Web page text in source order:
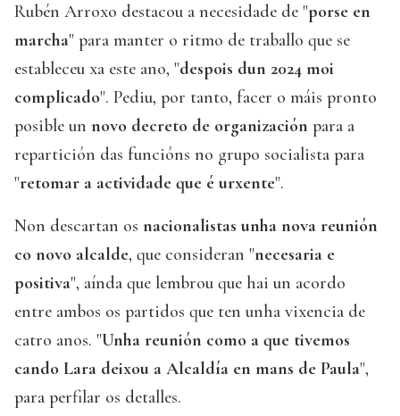
Rubén Arroxo destacou a necesidade de "porse en
marcha" para manter o ritmo de traballo que se
estableceu xa este ano, "despois dun 2024 moi
complicado". Pediu, por tanto, facer o máis pronto
posible un novo decreto de organización para a
repartición das funcións no grupo socialista para
"retomar a actividade que é urxente".
Non descartan os nacionalistas unha nova reunión
co novo alcalde, que consideran "necesaria e
positiva", aínda que lembrou que hai un acordo
entre ambos os partidos que ten unha vixencia de
catro anos. "Unha reunión como a que tivemos
cando Lara deixou a Alcaldía en mans de Paula",
para perfilar os detalles.